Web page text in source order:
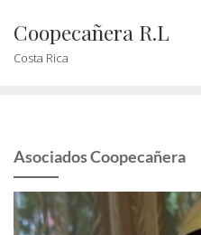
Coopecañera R.L
Costa Rica
Asociados Coopecañera